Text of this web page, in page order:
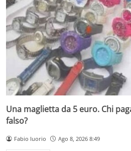
Una maglietta da 5 euro. Chi
falso?
Fabio Iuorio Ago 8, 2026 8:49